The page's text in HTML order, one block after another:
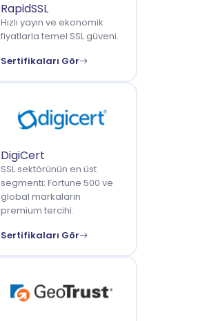
RapidSSL
Hızlı yayın ve ekonomik
fiyatlarla temel SSL güveni.
Sertifikaları Gör
DigiCert
SSL sektörünün en üst
segmenti; Fortune 500 ve
global markaların
premium tercihi.
Sertifikaları Gör